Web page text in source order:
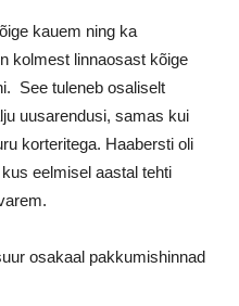
kauem ning ka
kolmest linnaosast kõige
See tuleneb osaliselt
uusarendusi, samas kui
korteritega. Haabersti oli
eelmisel aastal tehti
osakaal pakkumishinnad